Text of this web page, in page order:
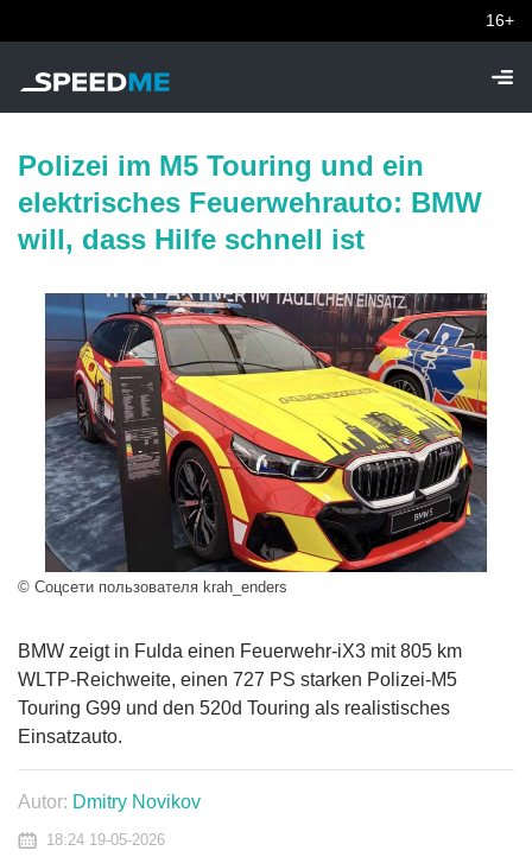
16+
Polizei im M5 Touring und ein
elektrisches Feuerwehrauto: BMW
will, dass Hilfe schnell ist
© Соцсети пользователя krah_enders
BMW zeigt in Fulda einen Feuerwehr-iX3 mit 805 km
WLTP-Reichweite, einen 727 PS starken Polizei-M5
Touring G99 und den 520d Touring als realistisches
Einsatzauto.
Autor: Dmitry Novikov
18:24 19-05-2026